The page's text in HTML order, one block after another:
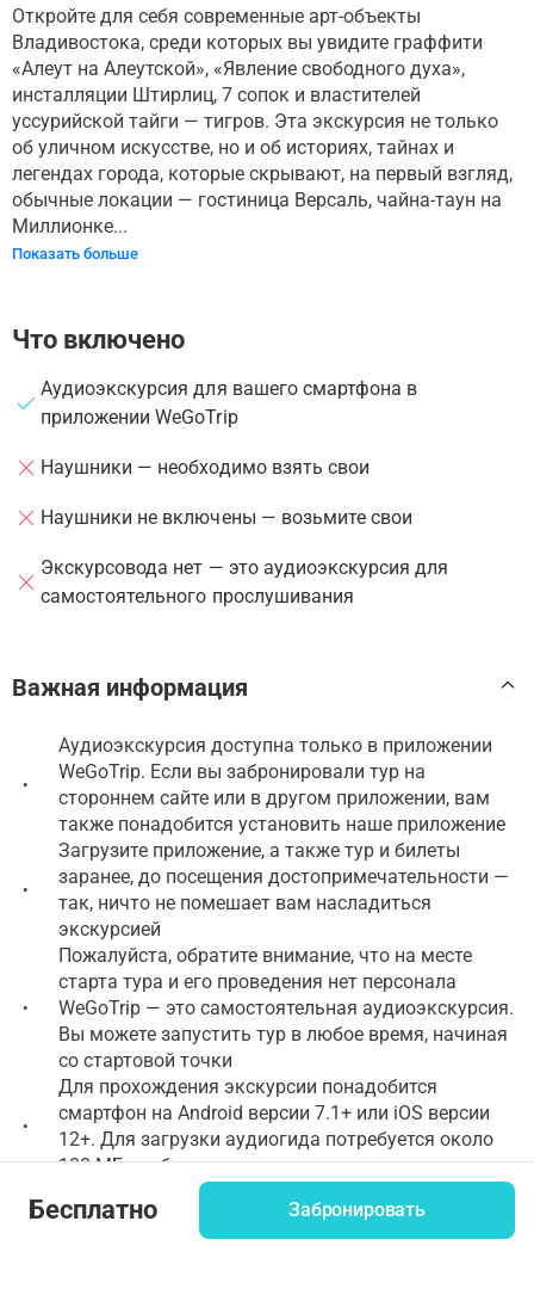
Бесплатно Забронировать
Откройте для себя современные арт-объекты
Владивостока, среди которых вы увидите граффити
«Алеут на Алеутской», «Явление свободного духа»,
инсталляции Штирлиц, 7 сопок и властителей
уссурийской тайги — тигров. Эта экскурсия не только
об уличном искусстве, но и об историях, тайнах и
легендах города, которые скрывают, на первый взгляд,
обычные локации — гостиница Версаль, чайна-таун на
Миллионке...
Показать больше
Что включено
Аудиоэкскурсия для вашего смартфона в
приложении WeGoTrip
Наушники — необходимо взять свои
Наушники не включены — возьмите свои
Экскурсовода нет — это аудиоэкскурсия для
самостоятельного прослушивания
Важная информация
•
Аудиоэкскурсия доступна только в приложении
WeGoTrip. Если вы забронировали тур на
стороннем сайте или в другом приложении, вам
также понадобится установить наше приложение
•
Загрузите приложение, а также тур и билеты
заранее, до посещения достопримечательности —
так, ничто не помешает вам насладиться
экскурсией
•
Пожалуйста, обратите внимание, что на месте
старта тура и его проведения нет персонала
WeGoTrip — это самостоятельная аудиоэкскурсия.
Вы можете запустить тур в любое время, начиная
со стартовой точки
•
Для прохождения экскурсии понадобится
смартфон на Android версии 7.1+ или iOS версии
12+. Для загрузки аудиогида потребуется около
100 МБ свободного места